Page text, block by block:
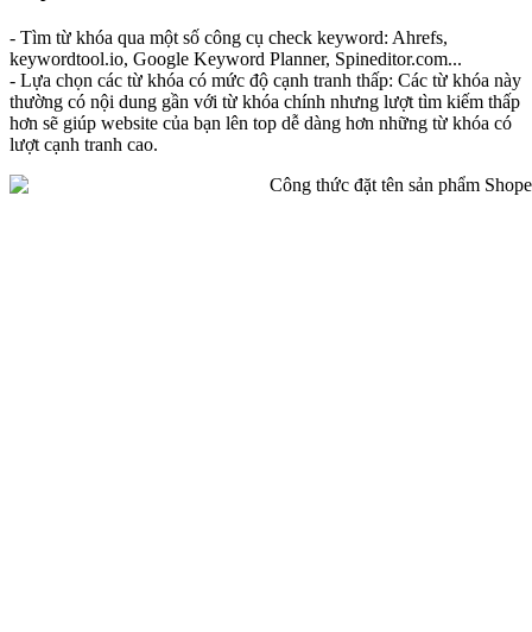
- Tìm từ khóa qua một số công cụ check keyword: Ahrefs,
keywordtool.io, Google Keyword Planner, Spineditor.com...
- Lựa chọn các từ khóa có mức độ cạnh tranh thấp: Các từ khóa này
thường có nội dung gần với từ khóa chính nhưng lượt tìm kiếm thấp
hơn sẽ giúp website của bạn lên top dễ dàng hơn những từ khóa có
lượt cạnh tranh cao.